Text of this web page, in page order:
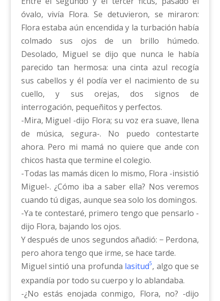
óvalo, vivía Flora. Se detuvieron, se miraron:
Flora estaba aún encendida y la turbación había
colmado sus ojos de un brillo húmedo.
Desolado, Miguel se dijo que nunca le había
parecido tan hermosa: una cinta azul recogía
sus cabellos y él podía ver el nacimiento de su
cuello, y sus orejas, dos signos de
interrogación, pequeñitos y perfectos.
-Mira, Miguel -dijo Flora; su voz era suave, llena
de música, segura-. No puedo contestarte
ahora. Pero mi mamá no quiere que ande con
chicos hasta que termine el colegio.
-Todas las mamás dicen lo mismo, Flora -insistió
Miguel-. ¿Cómo iba a saber ella? Nos veremos
cuando tú digas, aunque sea solo los domingos.
-Ya te contestaré, primero tengo que pensarlo -
dijo Flora, bajando los ojos.
Y después de unos segundos añadió: − Perdona,
pero ahora tengo que irme, se hace tarde.
Miguel sintió una profunda lasitud5, algo que se
expandía por todo su cuerpo y lo ablandaba.
-¿No estás enojada conmigo, Flora, no? -dijo